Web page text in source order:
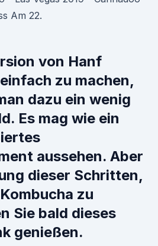
Am 22.
von Hanf
zu machen,
dazu ein wenig
Es mag wie ein
aussehen. Aber
dieser Schritten,
zu
Sie bald dieses
genießen.